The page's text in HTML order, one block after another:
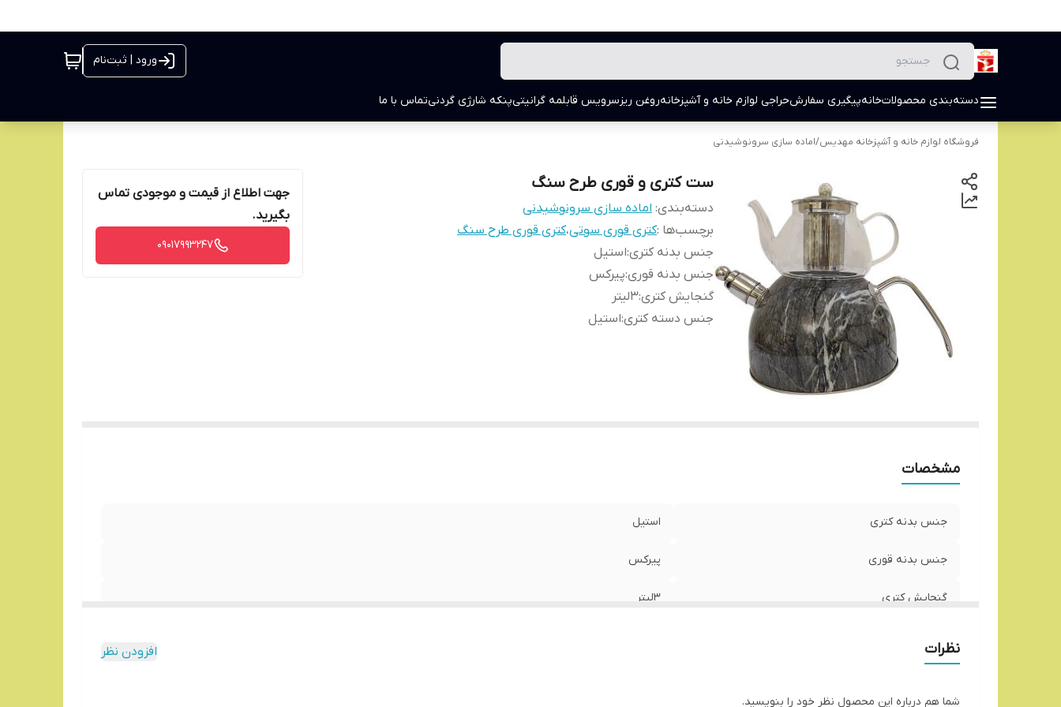
ورود | ثبت‌نام
دسته‌بندی محصولاتخانهپیگیری سفارشحراجی لوازم خانه و آشپزخانهروغن ریزسرویس قابلمه گرانیتیپنکه شارژی گردنیتماس با ما
فروشگاه لوازم خانه و آشپزخانه مهدیس/اماده سازی سرونوشیدنی
ست کتری و قوری طرح سنگ
دسته‌بندی: اماده سازی سرونوشیدنی
برچسب‌ها :کتری قوری سوتی،کتری قوری طرح سنگ
جنس بدنه کتری:استیل
جنس بدنه قوری:پیرکس
گنجایش کتری:3لیتر
جنس دسته کتری:استیل
جهت اطلاع از قیمت و موجودی تماس
بگیرید.
09017993247
مشخصات
جنس بدنه کتری استیل
جنس بدنه قوری پیرکس
گنجایش کتری 3لیتر
نظرات افزودن نظر
شما هم درباره این محصول نظر خود را بنویسید.